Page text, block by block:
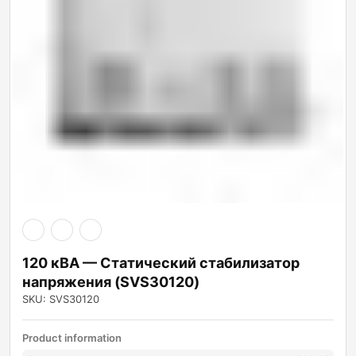
120 кВА — Статический стабилизатор
напряжения (SVS30120)
SKU: SVS30120
Product information